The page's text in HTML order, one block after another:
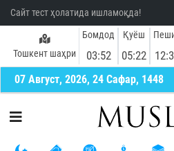
Сайт тест ҳолатида ишламоқда!
Тошкент шаҳри
Бомдод
03:52
Қуёш
05:22
07 Август, 2026, 24 Сафар, 1448